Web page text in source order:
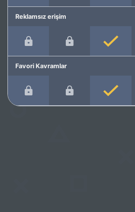
Reklamsız erişim
Favori Kavramlar